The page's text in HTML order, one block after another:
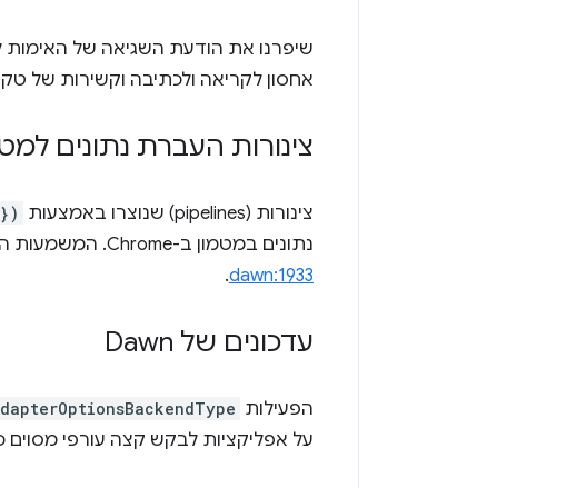
אחסון לקריאה ולכתיבה וקשירות של
צינורות העברת נתונים
צינורות (pipelines) שנוצרו באמצעות
נתונים במטמון ב-Chrome. המשמעות היא שהצינורות האלה ייווצרו בצורה יעילה יותר וישתמשו בפחות זיכרון. ראו
dawn:1933
.
עדכונים של Dawn
הפעילות
על אפליקציות לבקש קצה עורפי